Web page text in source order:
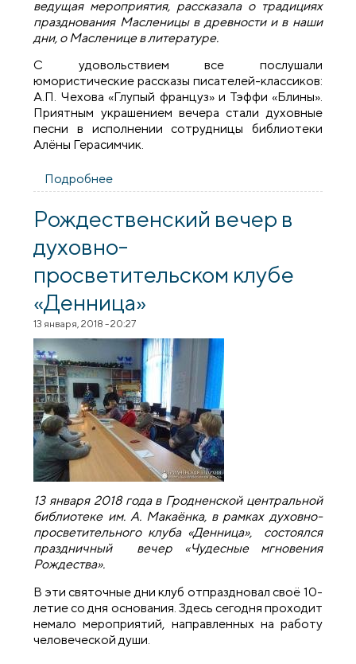
ведущая мероприятия, рассказала о традициях
празднования Масленицы в древности и в наши
дни, о Масленице в литературе.
С удовольствием все послушали
юмористические рассказы писателей-классиков:
А.П. Чехова «Глупый француз» и Тэффи «Блины».
Приятным украшением вечера стали духовные
песни в исполнении сотрудницы библиотеки
Алёны Герасимчик.
Подробнее
духовно-просветительского клуба
Рождественский вечер в
духовно-
просветительском клубе
«Денница»
13 января, 2018 - 20:27
13 января 2018 года в Гродненской центральной
библиотеке им. А. Макаёнка, в рамках духовно-
просветительного клуба «Денница», состоялся
праздничный вечер «Чудесные мгновения
Рождества».
В эти святочные дни клуб отпраздновал своё 10-
летие со дня основания. Здесь сегодня проходит
немало мероприятий, направленных на работу
человеческой души.